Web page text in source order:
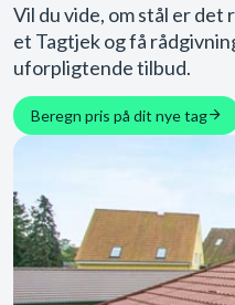
Vil du vide, om stål er det
et Tagtjek og få
uforpligtende tilbud.
Beregn pris på dit nye tag